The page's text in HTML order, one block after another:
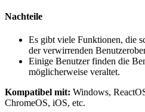
Nachteile
Es gibt viele Funktionen, die
der verwirrenden
Einige Benutzer finden die
möglicherweise veraltet.
Kompatibel mit: Windows,
ChromeOS, iOS, etc.